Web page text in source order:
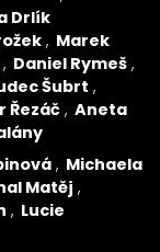
Drlík
Marek
Daniel Rymeš
Šubrt
Řezáč
Aneta
Michaela
Matěj
Lucie